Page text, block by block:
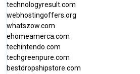
technologyresult.com
webhostingoffers.org
whatszow.com
ehomeamerca.com
techintendo.com
techgreenpure.com
bestdropshipstore.com